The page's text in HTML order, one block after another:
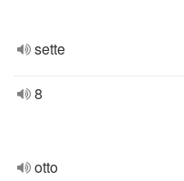
sette
8
otto